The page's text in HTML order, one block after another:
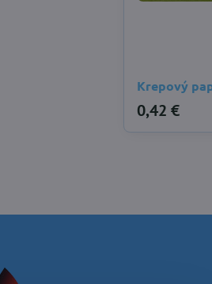
Krepový
0,42 €